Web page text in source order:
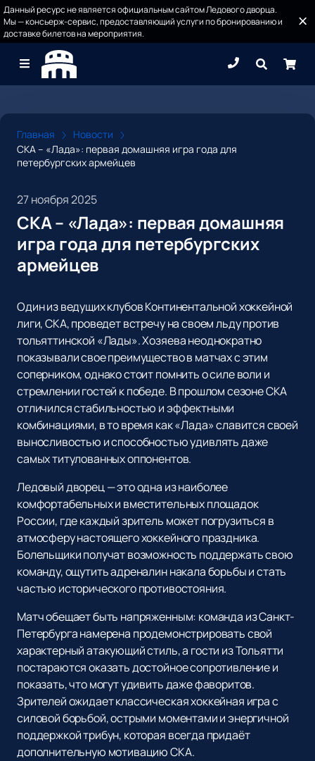
Данный ресурс не является официальным сайтом Ледового дворца.
Мы — консьерж-сервис, предоставляющий услуги по бронированию и
доставке билетов на мероприятия.
Главная
Новости
СКА – «Лада»: первая домашняя игра года для
петербургских армейцев
27 ноября 2025
СКА – «Лада»: первая домашняя
игра года для петербургских
армейцев
Один из ведущих клубов Континентальной хоккейной
лиги, СКА, проведет встречу на своем льду против
тольяттинской «Лады». Хозяева неоднократно
показывали свое преимущество в матчах с этим
соперником, однако стоит помнить о силе воли и
стремлении гостей к победе. В прошлом сезоне СКА
отличился стабильностью и эффектными
комбинациями, в то время как «Лада» славится своей
выносливостью и способностью удивлять даже
самых титулованных оппонентов.
Ледовый дворец — это одна из наиболее
комфортабельных и вместительных площадок
России, где каждый зритель может погрузиться в
атмосферу настоящего хоккейного праздника.
Болельщики получат возможность поддержать свою
команду, ощутить адреналин накала борьбы и стать
частью исторического противостояния.
Матч обещает быть напряженным: команда из Санкт-
Петербурга намерена продемонстрировать свой
характерный атакующий стиль, а гости из Тольятти
постараются оказать достойное сопротивление и
показать, что могут удивить даже фаворитов.
Зрителей ожидает классическая хоккейная игра с
силовой борьбой, острыми моментами и энергичной
поддержкой трибун, которая всегда придаёт
дополнительную мотивацию СКА.